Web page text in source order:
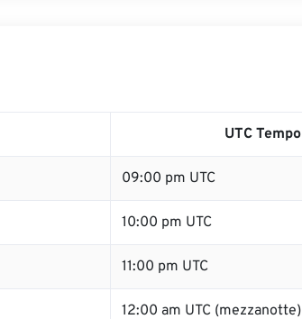
UTC Tempo
09:00 pm UTC
10:00 pm UTC
11:00 pm UTC
12:00 am UTC (mezzanotte)